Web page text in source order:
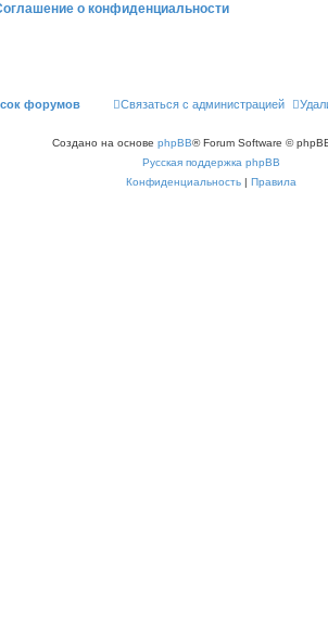
о конфиденциальности
форумов Связаться с администрацией
Создано на основе phpBB® Forum Software ©
Русская поддержка phpBB
Конфиденциальность | Правила